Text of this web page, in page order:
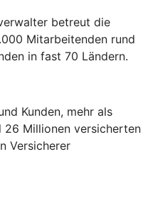
betreut die
Mitarbeitenden rund
in fast 70 Ländern.
Kunden, mehr als
26 Millionen versicherten
Versicherer